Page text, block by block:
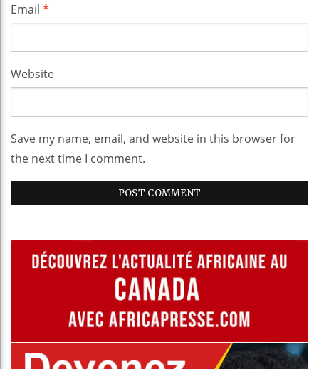
Email *
Website
Save my name, email, and website in this browser for
the next time I comment.